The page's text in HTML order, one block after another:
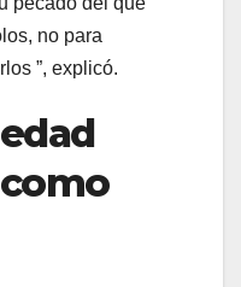
no para
”, explicó.